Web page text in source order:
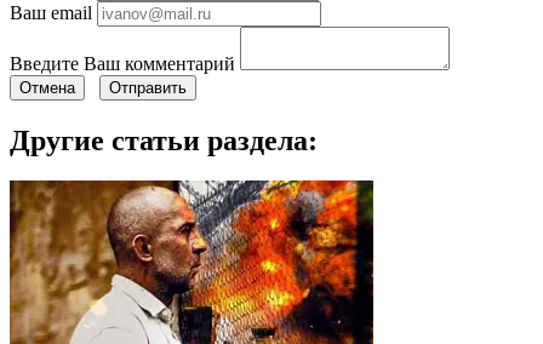
Ваш email
Введите Ваш комментарий
Отмена Отправить
Другие статьи раздела: